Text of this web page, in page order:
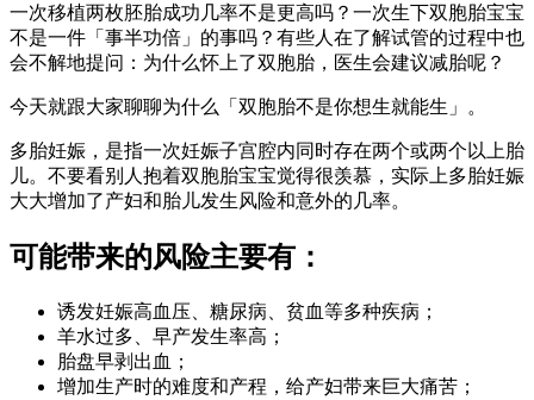
一次移植两枚胚胎成功几率不是更高吗？一次生下双胞胎宝宝
不是一件「事半功倍」的事吗？有些人在了解试管的过程中也
会不解地提问：为什么怀上了双胞胎，医生会建议减胎呢？
今天就跟大家聊聊为什么「双胞胎不是你想生就能生」。
多胎妊娠，是指一次妊娠子宫腔内同时存在两个或两个以上胎
儿。不要看别人抱着双胞胎宝宝觉得很羡慕，实际上多胎妊娠
大大增加了产妇和胎儿发生风险和意外的几率。
可能带来的风险主要有：
诱发妊娠高血压、糖尿病、贫血等多种疾病；
羊水过多、早产发生率高；
胎盘早剥出血；
增加生产时的难度和产程，给产妇带来巨大痛苦；